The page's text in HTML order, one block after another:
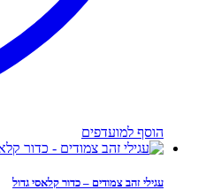
הוסף למועדפים
עגילי זהב צמודים – כדור קלאסי גדול